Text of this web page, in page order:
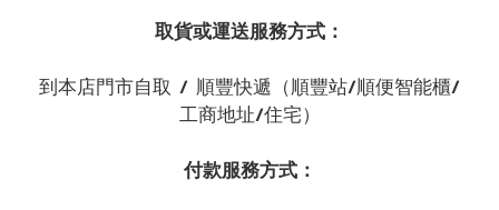
取貨或運送服務方式：
到本店門市自取 / 順豐快遞（順豐站/順便智能櫃/
工商地址/住宅）
付款服務方式：